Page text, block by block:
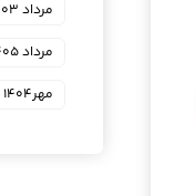
مرداد ۱۴۰۳
مرداد ۱۴۰۵
مهر۱۴۰۴